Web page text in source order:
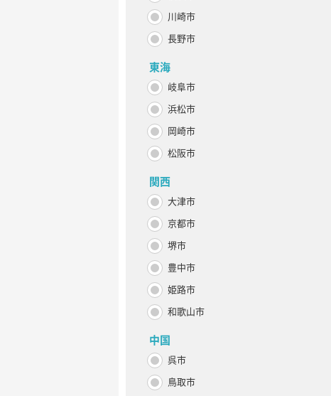
川崎市
長野市
東海
岐阜市
浜松市
岡崎市
松阪市
関西
大津市
京都市
堺市
豊中市
姫路市
和歌山市
中国
呉市
鳥取市